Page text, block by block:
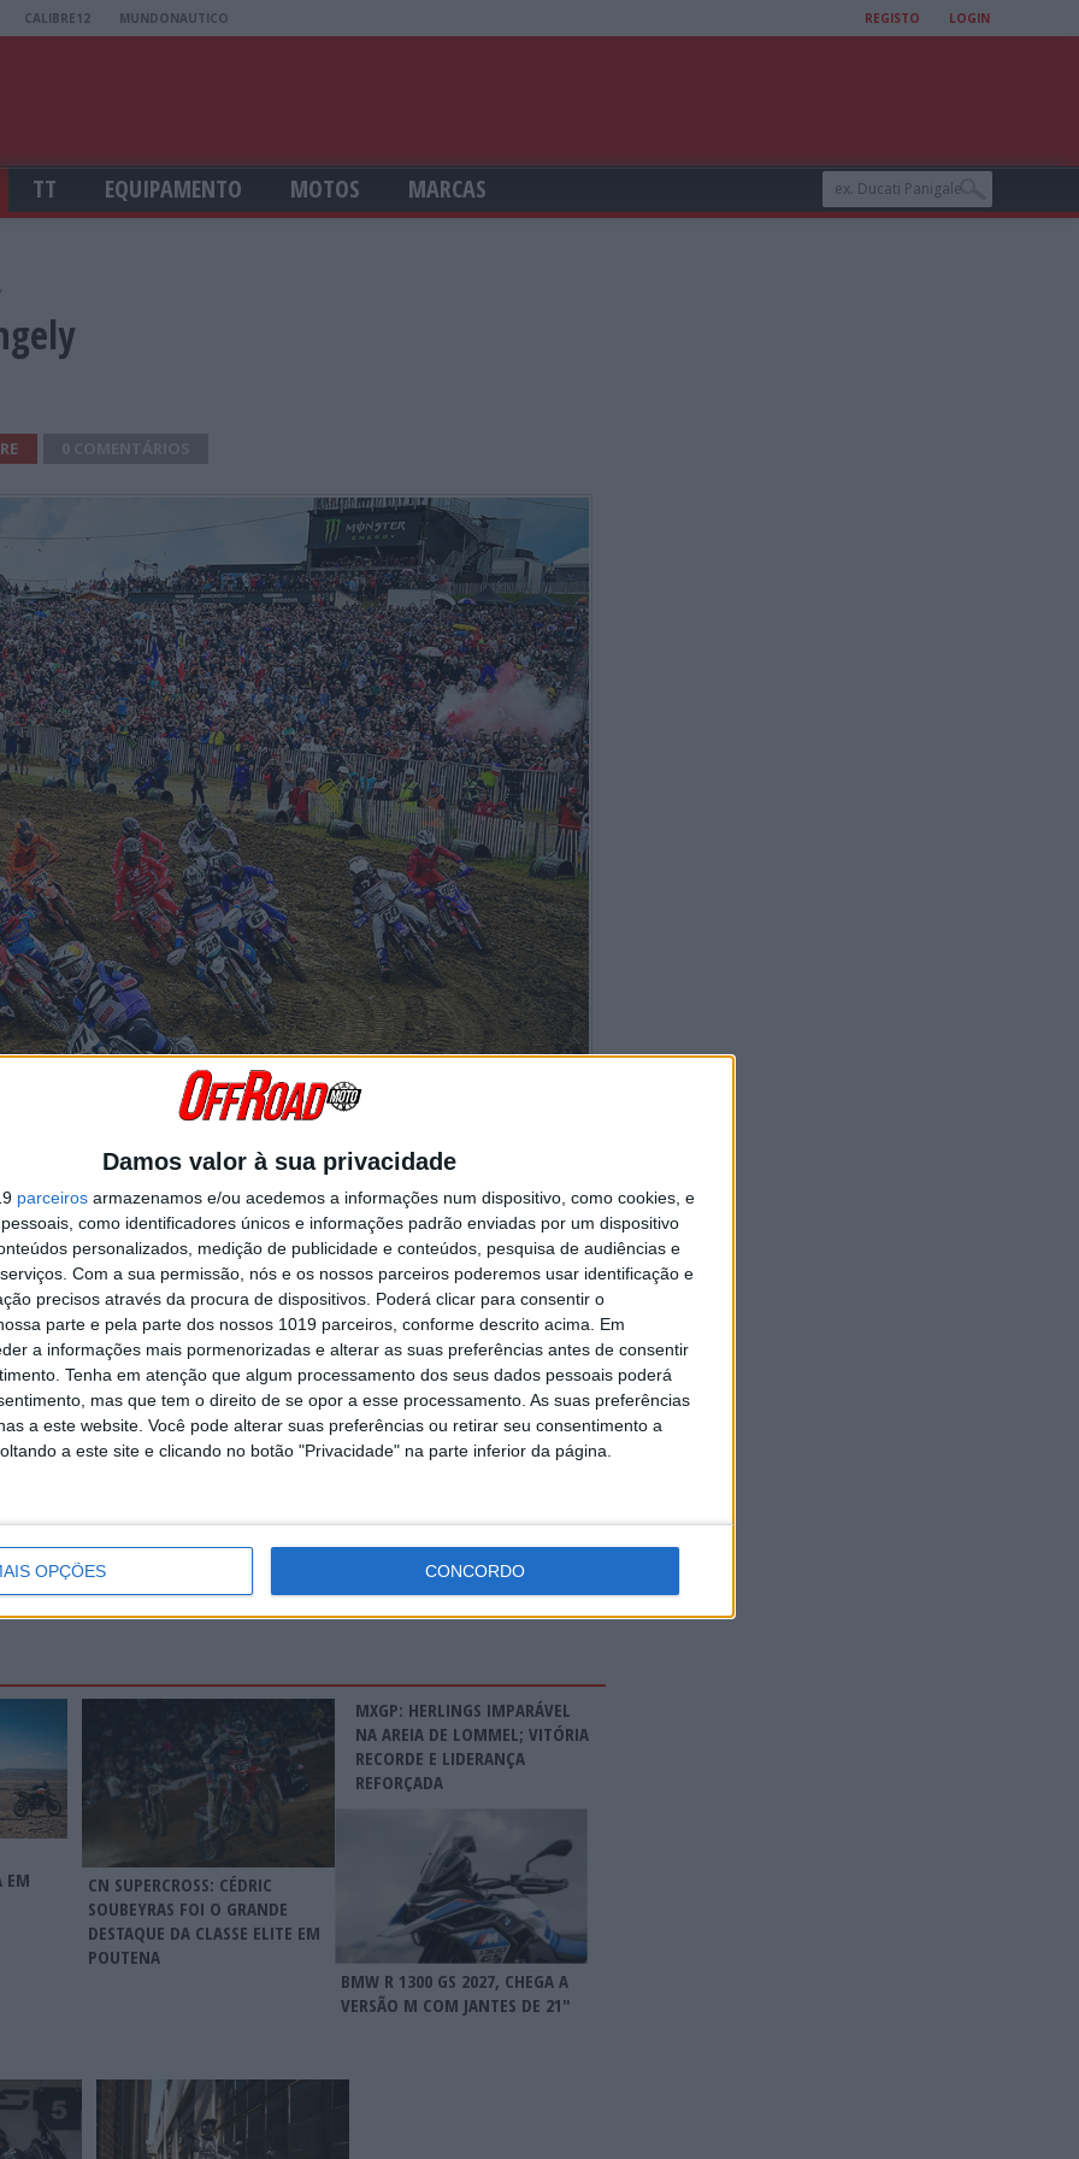
Damos valor à sua privacidade
parceiros armazenamos e/ou acedemos a informações num dispositivo, como cookies, e
como identificadores únicos e informações padrão enviadas por um dispositivo
personalizados, medição de publicidade e conteúdos, pesquisa de audiências e
Com a sua permissão, nós e os nossos parceiros poderemos usar identificação e
precisos através da procura de dispositivos. Poderá clicar para consentir o
parte e pela parte dos nossos 1019 parceiros, conforme descrito acima. Em
a informações mais pormenorizadas e alterar as suas preferências antes de consentir
Tenha em atenção que algum processamento dos seus dados pessoais poderá
mas que tem o direito de se opor a esse processamento. As suas preferências
a este website. Você pode alterar suas preferências ou retirar seu consentimento a
a este site e clicando no botão "Privacidade" na parte inferior da página.
OPÇÕES CONCORDO
CALIBRE12 MUNDONAUTICO REGISTO LOGIN
TT EQUIPAMENTO MOTOS MARCAS
sediará duas etapas do Campeonato Mundial e Europeu de
semana em Saint Jean d’Angely.
esse foi Tim Gajser, que teve um fim de semana perfeito em Cozar.
HRC recuperou trinta pontos de Maxime Renaux e vinte e oito de Romain
espanhola. Mesmo que o campeonato seja longo, os dois franceses
fim de semana. Quem mais pode reivindicar o pódio do MXGP? Lucas
que teve uma ótima performance em Cozar com uma Fantic cada vez
Pauls Jonass, Ruben Fernandez ou uma das duas Ducatis.
EM
CN SUPERCROSS: CÉDRIC
SOUBEYRAS FOI O GRANDE
DESTAQUE DA CLASSE ELITE EM
POUTENA
MXGP: HERLINGS IMPARÁVEL
NA AREIA DE LOMMEL; VITÓRIA
RECORDE E LIDERANÇA
REFORÇADA
BMW R 1300 GS 2027, CHEGA A
VERSÃO M COM JANTES DE 21″